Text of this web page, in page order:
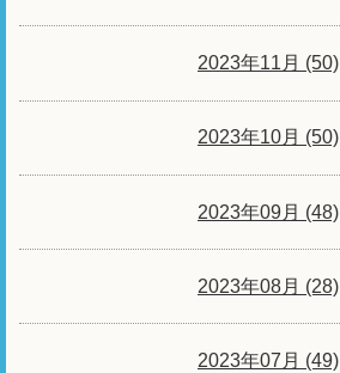
2023年11月 (50)
2023年10月 (50)
2023年09月 (48)
2023年08月 (28)
2023年07月 (49)